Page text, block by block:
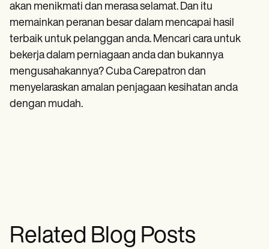
akan menikmati dan merasa selamat. Dan itu
memainkan peranan besar dalam mencapai hasil
terbaik untuk pelanggan anda. Mencari cara untuk
bekerja dalam perniagaan anda dan bukannya
mengusahakannya? Cuba Carepatron dan
menyelaraskan amalan penjagaan kesihatan anda
dengan mudah.
Related Blog Posts